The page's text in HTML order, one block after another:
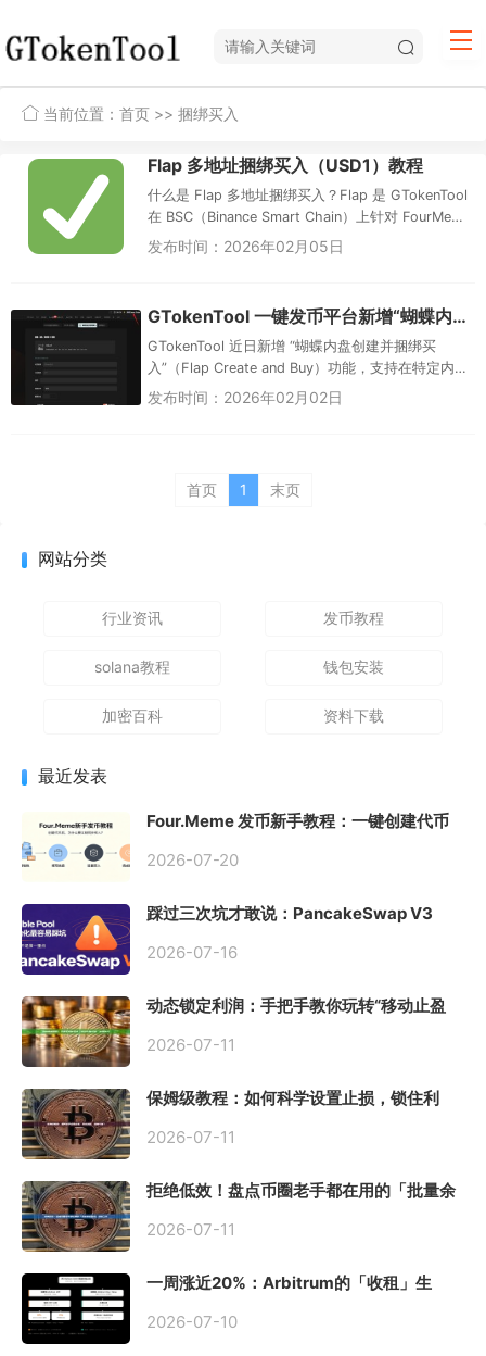
当前位置： 首页 >> 捆绑买入
Flap 多地址捆绑买入（USD1）教程
什么是 Flap 多地址捆绑买入？Flap 是 GTokenTool
在 BSC（Binance Smart Chain）上针对 FourMeme
等发射平台提...
发布时间：2026年02月05日
GTokenTool 一键发币平台新增“蝴蝶内盘创建并捆绑买入”功能
GTokenTool 近日新增 “蝴蝶内盘创建并捆绑买
入”（Flap Create and Buy）功能，支持在特定内盘
（类似 Binance Flap / 蝴...
发布时间：2026年02月02日
首页 1 末页
网站分类
行业资讯 发币教程
solana教程 钱包安装
加密百科 资料下载
最近发表
Four.Meme 发币新手教程：一键创建代币
2026-07-20
踩过三次坑才敢说：PancakeSwap V3
初始化
2026-07-16
动态锁定利润：手把手教你玩转“移动止盈
2026-07-11
保姆级教程：如何科学设置止损，锁住利
2026-07-11
拒绝低效！盘点币圈老手都在用的「批量余
2026-07-11
一周涨近20%：Arbitrum的「收租」生
2026-07-10